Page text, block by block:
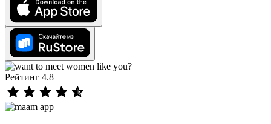
Рейтинг 4.8